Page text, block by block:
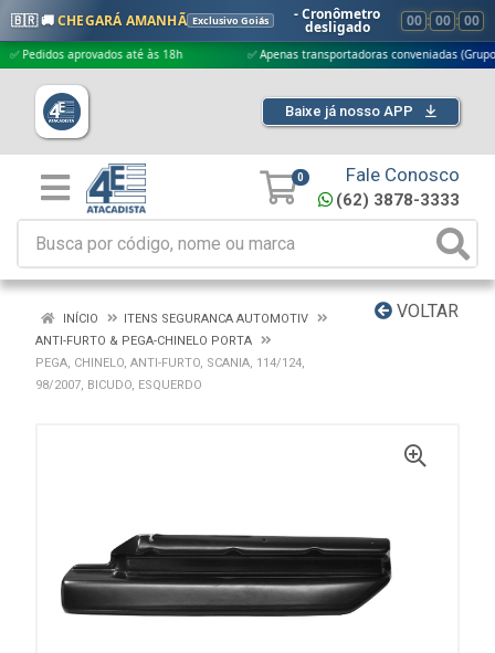
🇧🇷 🚚CHEGARÁ AMANHÃ Exclusivo Goiás - Cronômetro
desligado 00 : 00 : 00
aprovados até às 18h ✅ Apenas transportadoras conveniadas (Grupo G5)
Baixe já nosso APP
0 Fale Conosco
(62) 3878-3333
VOLTAR
INÍCIO
ITENS SEGURANCA AUTOMOTIV
ANTI-FURTO & PEGA-CHINELO PORTA
PEGA, CHINELO, ANTI-FURTO, SCANIA, 114/124,
98/2007, BICUDO, ESQUERDO